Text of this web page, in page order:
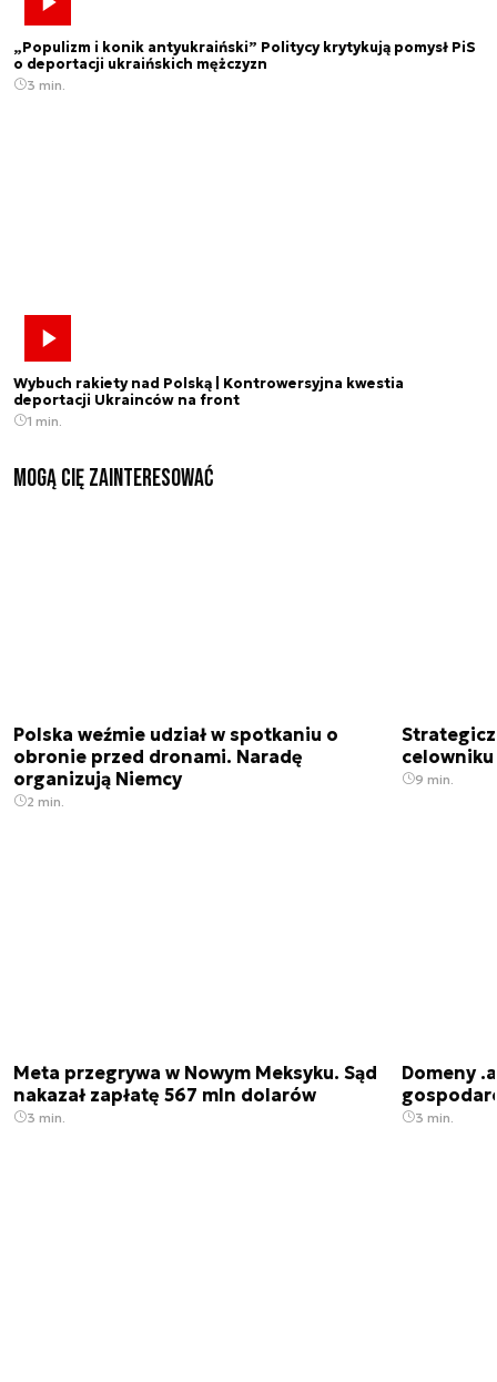
„Populizm i konik antyukraiński” Politycy krytykują pomysł PiS
o deportacji ukraińskich mężczyzn
3 min.
Wybuch rakiety nad Polską | Kontrowersyjna kwestia
deportacji Ukrainców na front
1 min.
Mogą Cię zainteresować
Polska weźmie udział w spotkaniu o
obronie przed dronami. Naradę
organizują Niemcy
2 min.
9 min.
Meta przegrywa w Nowym Meksyku. Sąd
nakazał zapłatę 567 mln dolarów
3 min.
Domeny
3 min.